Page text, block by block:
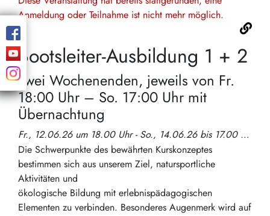
Anmeldung oder Teilnahme ist nicht mehr möglich.
Bootsleiter-Ausbildung 1 + 2
zwei Wochenenden, jeweils von Fr.
18:00 Uhr – So. 17:00 Uhr mit
Übernachtung
Fr., 12.06.26 um 18.00 Uhr - So., 14.06.26 bis 17.00 Uhr
Die Schwerpunkte des bewährten Kurskonzeptes
bestimmen sich aus unserem Ziel, natursportliche
Aktivitäten und
ökologische Bildung mit erlebnispädagogischen
Elementen zu verbinden. Besonderes Augenmerk wird auf